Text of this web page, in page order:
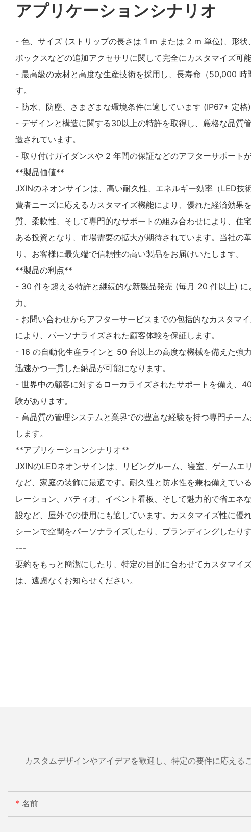
アプリケーションシナリオ
- 色、サイズ (ストリップの長さは 1 m または 2 m 単位)、形状
ボックスなどの追加アクセサリに関して完全にカスタマイズ可能
- 最高級の素材と高度な生産技術を採用し、長寿命（50,000 時
す。
- 防水、防塵、さまざまな環境条件に適しています (IP67+ 定格)
- デザインと構造に関する30以上の特許を取得し、厳格な品質
造されています。
- 取り付けガイダンスや 2 年間の保証などのアフターサポートが
**製品価値**
JXINのネオンサインは、高い耐久性、エネルギー効率（LED技
費者ニーズに応えるカスタマイズ機能により、優れた経済効果
質、柔軟性、そして専門的なサポートの組み合わせにより、住
ある投資となり、市場需要の拡大が期待されています。当社の
り、お客様に最先端で信頼性の高い製品をお届けいたします。
**製品の利点**
- 30 件を超える特許と継続的な新製品発売 (毎月 20 件以上) に
力。
- お問い合わせからアフターサービスまでの包括的なカスタマ
により、パーソナライズされた顧客体験を保証します。
- 16 の自動化生産ラインと 50 台以上の高度な機械を備えた強力
迅速かつ一貫した納品が可能になります。
- 世界中の顧客に対するローカライズされたサポートを備え、
験があります。
- 高品質の管理システムと業界での豊富な経験を持つ専門チー
します。
**アプリケーションシナリオ**
JXINのLEDネオンサインは、リビングルーム、寝室、ゲームエ
など、家庭の装飾に最適です。耐久性と防水性を兼ね備えてい
レーション、パティオ、イベント看板、そして魅力的で省エネ
設など、屋外での使用にも適しています。カスタマイズ性に優
シーンで空間をパーソナライズしたり、ブランディングしたり
---
要約をもっと簡潔にしたり、特定の目的に合わせてカスタマイ
は、遠慮なくお知らせください。
カスタムデザインやアイデアを歓迎し、特定の要件に応える
名前